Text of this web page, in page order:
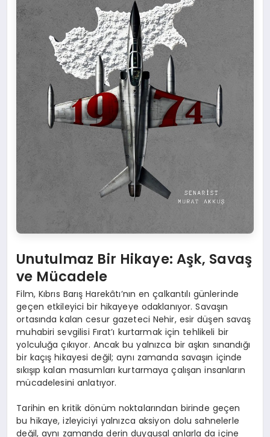
Unutulmaz Bir Hikaye: Aşk, Savaş
ve Mücadele
Film, Kıbrıs Barış Harekâtı’nın en çalkantılı günlerinde
geçen etkileyici bir hikayeye odaklanıyor. Savaşın
ortasında kalan cesur gazeteci Nehir, esir düşen savaş
muhabiri sevgilisi Fırat’ı kurtarmak için tehlikeli bir
yolculuğa çıkıyor. Ancak bu yalnızca bir aşkın sınandığı
bir kaçış hikayesi değil; aynı zamanda savaşın içinde
sıkışıp kalan masumları kurtarmaya çalışan insanların
mücadelesini anlatıyor.
Tarihin en kritik dönüm noktalarından birinde geçen
bu hikaye, izleyiciyi yalnızca aksiyon dolu sahnelerle
değil, aynı zamanda derin duygusal anlarla da içine